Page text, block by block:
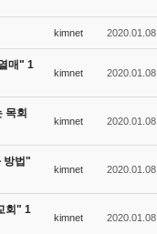
kimnet 2020.01.08
매" 1
kimnet 2020.01.08
목회
kimnet 2020.01.08
방법"
kimnet 2020.01.08
회" 1
kimnet 2020.01.08